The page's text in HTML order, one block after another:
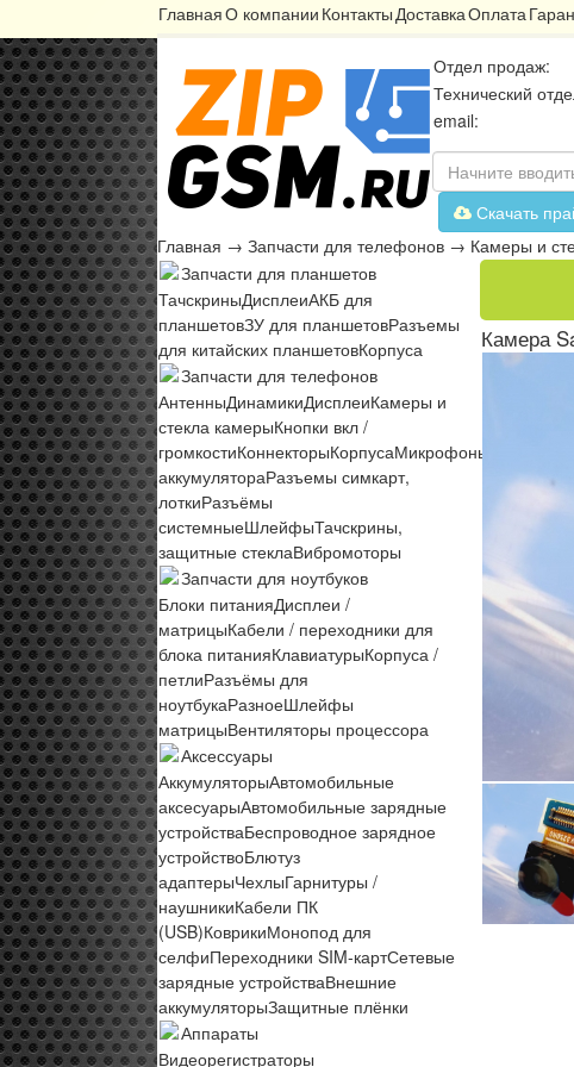
ГлавнаяО компании КонтактыДоставкаОплата
Отдел продаж:
Технический
email:
Скачать
Главная → Запчасти для телефонов → Камеры и
Запчасти для планшетов
ТачскриныДисплеиАКБ для
планшетовЗУ для планшетовРазъемы
для китайских планшетовКорпуса
Запчасти для телефонов
АнтенныДинамикиДисплеиКамеры и
стекла камерыКнопки вкл /
громкостиКоннекторыКорпусаМикрофоны
аккумулятораРазъемы симкарт,
лоткиРазъёмы
системныеШлейфыТачскрины,
защитные стеклаВибромоторы
Запчасти для ноутбуков
Блоки питанияДисплеи /
матрицыКабели / переходники для
блока питанияКлавиатурыКорпуса /
петлиРазъёмы для
ноутбукаРазноеШлейфы
матрицыВентиляторы процессора
Аксессуары
АккумуляторыАвтомобильные
аксесуарыАвтомобильные зарядные
устройстваБеспроводное зарядное
устройствоБлютуз
адаптерыЧехлыГарнитуры /
наушникиКабели ПК
(USB)КоврикиМонопод для
селфиПереходники SIM-картСетевые
зарядные устройстваВнешние
аккумуляторыЗащитные плёнки
Аппараты
Видеорегистраторы
Камера